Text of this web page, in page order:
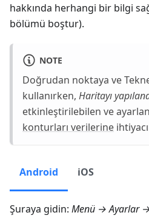
hakkında herhangi bir bilgi
bölümü boştur).
NOTE
Doğrudan noktaya ve
kullanırken, Haritayı
etkinleştirilebilen ve
konturları verilerine
Android iOS
Şuraya gidin: Menü → Ayarlar→